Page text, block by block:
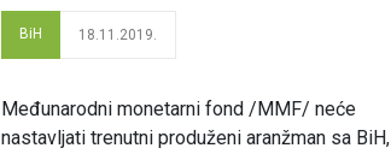
BiH 18.11.2019.
Međunarodni monetarni fond /MMF/ neće
nastavljati trenutni produženi aranžman sa BiH,